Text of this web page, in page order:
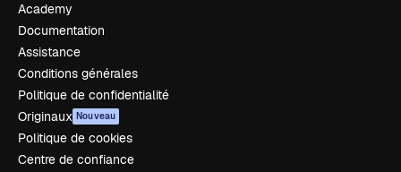
Academy
Documentation
Assistance
Conditions générales
Politique de confidentialité
Originaux Nouveau
Politique de cookies
Centre de confiance